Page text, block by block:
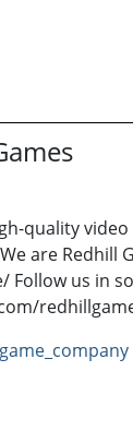
quality
are Redhill
Follow us in